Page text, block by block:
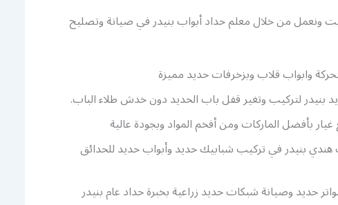
ونعمل من خلال معلم حداد أبواب بنيدر في صيانة وتصليح
وابواب قلاب وبزخرفات حديد مميزة
بنيدر لتركيب وتغير قفل باب الحديد دون خدش طلاء الباب.
بأفضل الماركات ومن أفخم المواد وبجودة عالية
بنيدر في تركيب شبابيك حديد وأبواب حديد للحدائق
حديد وصيانة شبكات حديد زراعية بخبرة حداد عام بنيدر